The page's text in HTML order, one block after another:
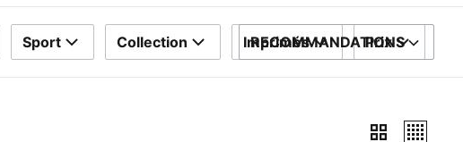
Sport Collection Imprimés Prix
TRIER PAR
RECOMMANDATIONS